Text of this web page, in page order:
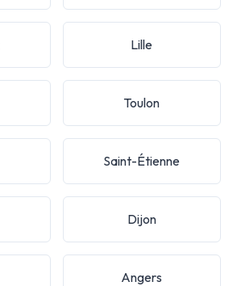
Lille
Toulon
Saint-Étienne
Dijon
Angers